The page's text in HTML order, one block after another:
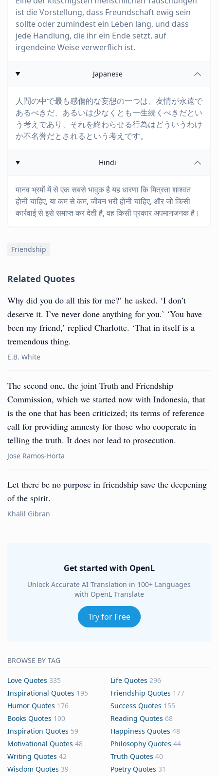
ist die Vorstellung, dass Freundschaft ewig sein
sollte oder zumindest ein Leben lang, und dass
jede Handlung, die ihr ein Ende setzt, auf
irgendeine Weise verwerflich ist.
Japanese
人間の中で最も感傷的な妄想の一つは、友情が永遠で
あるべきだ、あるいは少なくとも一生続くべきだとい
う考えであり、それを終わらせる行為はどういうわけ
か不名誉だとされるという考えです。
Hindi
मानव भ्रमों में से एक सबसे भावुक है यह धारणा कि मित्रता शाश्वत
होनी चाहिए, या कम से कम, जीवन भरी होनी चाहिए, और जो किसी
कार्रवाई से इसे समाप्त कर देती है, वह किसी प्रकार अपमानजनक है।
Friendship
Related Quotes
Why did you do all this for me?’ he asked. ‘I don’t
deserve it. I’ve never done anything for you.’ ‘You have
been my friend,’ replied Charlotte. ‘That in itself is a
tremendous thing.
E.B. White
The second one, the joint Truth and Friendship
Commission, which we started now with Indonesia, that
is the one that has been criticized; its terms of reference
call for providing amnesty for those who cooperate in
telling the truth. It does not lead to prosecution.
Jose Ramos-Horta
Let there be no purpose in friendship save the deepening
of the spirit.
Khalil Gibran
Get started with OpenL
Unlock Accurate AI Translation in 100+ Languages
with OpenL Translate
Try for Free
BROWSE BY TAG
Love Quotes 335 Life Quotes 296
Inspirational Quotes 195 Friendship Quotes 177
Humor Quotes 176 Success Quotes 155
Books Quotes 100 Reading Quotes 68
Inspiration Quotes 59 Happiness Quotes 48
Motivational Quotes 48 Philosophy Quotes 44
Writing Quotes 42 Truth Quotes 40
Wisdom Quotes 39 Poetry Quotes 31